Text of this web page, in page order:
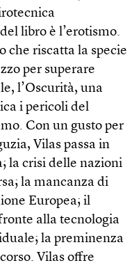
libro è l’erotismo.
che riscatta la specie
per superare
l’Oscurità, una
i pericoli del
Con un gusto per
Vilas passa in
la crisi delle nazioni
la mancanza di
Europea; il
alla tecnologia
la preminenza
Vilas offre